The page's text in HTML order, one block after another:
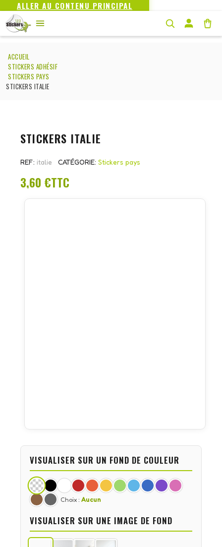
ALLER AU CONTENU PRINCIPAL
ACCUEIL
STICKERS ADHÉSIF
STICKERS PAYS
STICKERS ITALIE
STICKERS ITALIE
REF italie CATÉGORIE Stickers pays
3,60 €TTC
VISUALISER SUR UN FOND DE COULEUR
Choix : Aucun
VISUALISER SUR UNE IMAGE DE FOND